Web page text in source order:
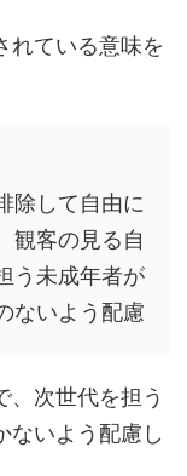
れている意味を
除して自由に
観客の見る自
う未成年者が
ないよう配慮
、次世代を担う
ないよう配慮し